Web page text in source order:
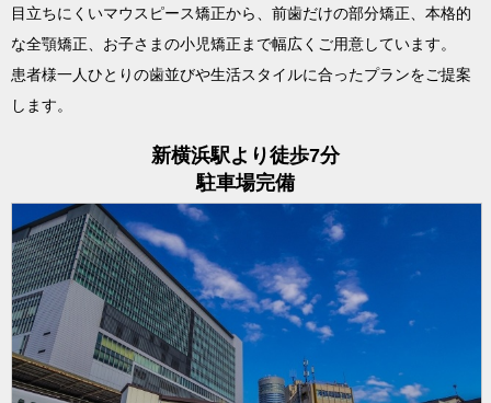
目立ちにくいマウスピース矯正から、前歯だけの部分矯正、本格的
な全顎矯正、お子さまの小児矯正まで幅広くご用意しています。
患者様一人ひとりの歯並びや生活スタイルに合ったプランをご提案
します。
新横浜駅より徒歩7分
駐車場完備